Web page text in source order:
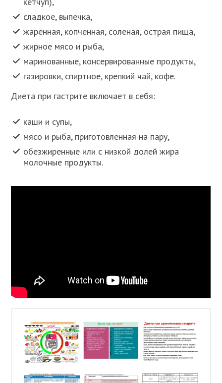
сладкое, выпечка,
жаренная, копченная, соленая, острая пища,
жирное мясо и рыба,
маринованные, консервированные продукты,
газировки, спиртное, крепкий чай, кофе.
Диета при гастрите включает в себя:
каши и супы,
мясо и рыба, приготовленная на пару,
обезжиренные или с низкой долей жира
молочные продукты.